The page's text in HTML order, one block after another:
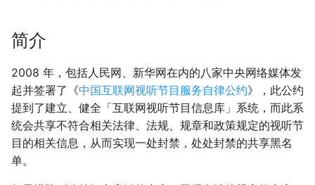
索
引
擎
简介
2008 年，包括人民网、新华网在内的八家中央网络媒体发
起并签署了《中国互联网视听节目服务自律公约》，此公约
提到了建立、健全「互联网视听节目信息库」系统，而此系
统会共享不符合相关法律、法规、规章和政策规定的视听节
目的相关信息，从而实现一处封禁，处处封禁的共享黑名
单。